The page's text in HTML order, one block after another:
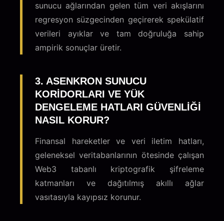
sunucu ağlarından gelen tüm veri akışlarını
regresyon süzgecinden geçirerek spekülatif
verileri ayıklar ve tam doğruluğa sahip
ampirik sonuçlar üretir.
3. ASENKRON SUNUCU
KORIDORLARI VE YÜK
DENGELEME HATLARI GÜVENLIĞI
NASIL KORUR?
Finansal hareketler ve veri iletim hatları,
geleneksel veritabanlarının ötesinde çalışan
Web3 tabanlı kriptografik şifreleme
katmanları ve dağıtılmış akıllı ağlar
vasıtasıyla kayıpsız korunur.